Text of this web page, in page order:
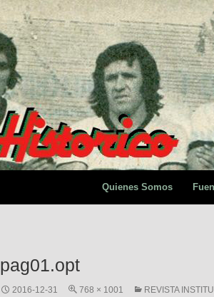
Quienes Somos
pag01.opt
2016-12-31 768 × 1001 REVISTA